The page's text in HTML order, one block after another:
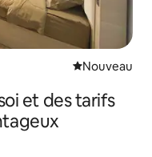
Nouvel
Nouveau
et des tarifs